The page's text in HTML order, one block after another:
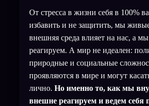
От стресса в жизни себя в 100%
избавить и не защитить, мы
внешняя среда влияет на нас, а
реагируем. А мир не идеален:
природные и социальные
проявляются в мире и могут
лично. Но именно то, как мы
внешне реагируем и ведем себя